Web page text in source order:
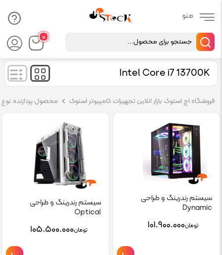
۰
Products
search
Intel Core i7 13700K
فروشگاه اچ استوک بازار انلاین تجهیزات کامپیوتر استوک محصول پردازنده.نوع
سیستم رندرینگ و طراحی
Dynamic
تومان۱۰۱.۹۰۰.۰۰۰
سیستم رندرینگ و طراحی
Optical
تومان۱۰۵.۵۰۰.۰۰۰